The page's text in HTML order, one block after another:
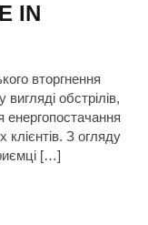
IN
вторгнення
обстрілів,
енергопостачання
З огляду
[…]